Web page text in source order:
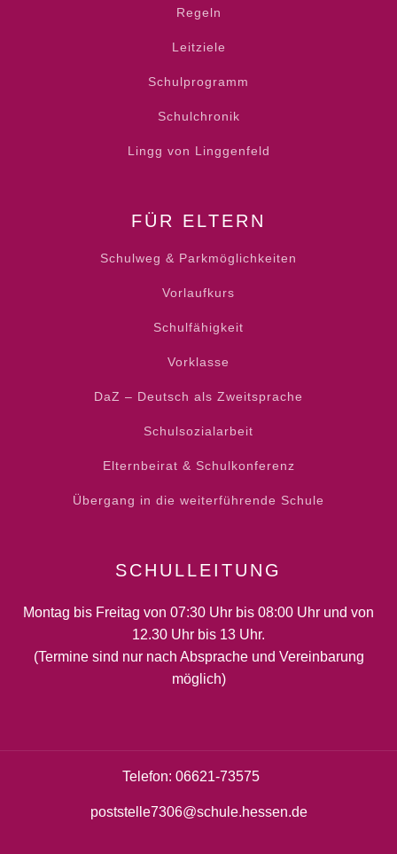
Regeln
Leitziele
Schulprogramm
Schulchronik
Lingg von Linggenfeld
FÜR ELTERN
Schulweg & Parkmöglichkeiten
Vorlaufkurs
Schulfähigkeit
Vorklasse
DaZ – Deutsch als Zweitsprache
Schulsozialarbeit
Elternbeirat & Schulkonferenz
Übergang in die weiterführende Schule
SCHULLEITUNG
Montag bis Freitag von 07:30 Uhr bis 08:00 Uhr und von
12.30 Uhr bis 13 Uhr.
(Termine sind nur nach Absprache und Vereinbarung
möglich)
Telefon: 06621-73575
poststelle7306@schule.hessen.de